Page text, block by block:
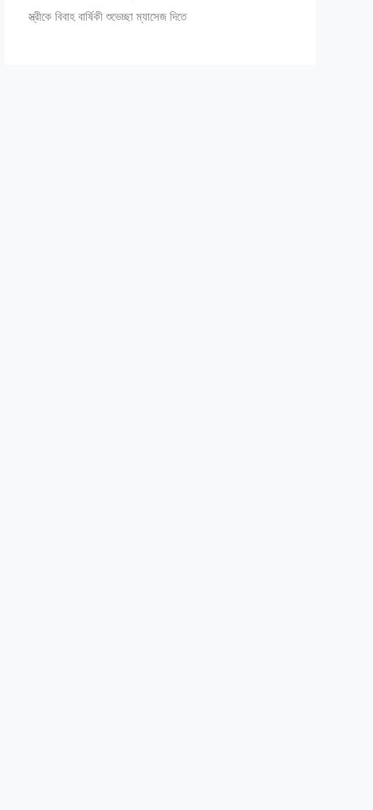
স্ত্রীকে বিবাহ বার্ষিকী শুভেচ্ছা ম্যাসেজ দিতে